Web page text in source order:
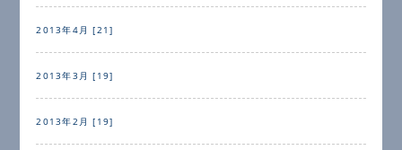
2013年4月 [21]
2013年3月 [19]
2013年2月 [19]